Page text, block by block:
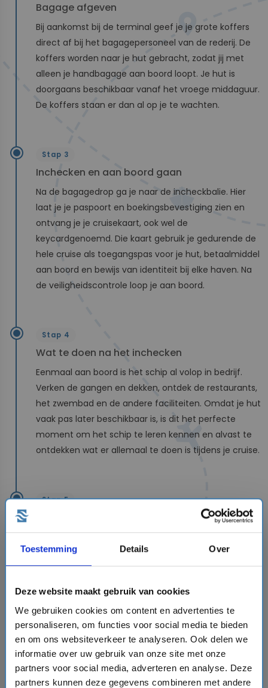
Toestemming Details Over
Deze website maakt gebruik van cookies
We gebruiken cookies om content en advertenties te
personaliseren, om functies voor social media te bieden
en om ons websiteverkeer te analyseren. Ook delen we
informatie over uw gebruik van onze site met onze
partners voor social media, adverteren en analyse. Deze
partners kunnen deze gegevens combineren met andere
Bagage afgeven
Bij aankomst bij de terminal geef je je grote koffers
direct af bij het bagagepersoneel van de rederij. De
koffers worden naar je hut gebracht, zodat jij met
alleen je handbagage aan boord loopt. Je hut is
doorgaans beschikbaar vanaf het vroege middaguur.
De koffers staan er dan al op je te wachten.
Stap 3
Inchecken en aan boord gaan
Na de bagagedrop ga je naar de incheckbalie. Hier
laat je je paspoort en boekingsbevestiging zien en
ontvang je je cruisekaart, ook wel de
keycardgenoemd. Die kaart gebruik je gedurende de
hele cruise als toegangspas voor je hut, betaalmiddel
aan boord en bewijs van identiteit bij elke haven. Na
de veiligheidscontrole loop je aan boord.
Stap 4
Wat te doen na het inchecken
Eenmaal aan boord is het schip al volop in bedrijf.
Verken de gangen en dekken, ontdek de restaurants,
het zwembad en de andere faciliteiten. Omdat je hut
vaak pas later beschikbaar is, is dit het perfecte
moment om het schip te leren kennen en alvast te
ontdekken wat er allemaal te doen is tijdens je cruise.
Stap 5
Je vaart via het Noordzeekanaal direct de open
Noordzee op, met aan beide zijden de
grootste havens van Nederland. Pak een drankje, zoek
een plekje op het buitendek en geniet van het begin
van je cruise.
Felison Cruise Terminal in IJmuiden